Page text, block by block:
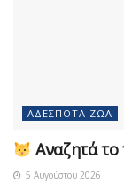
ΑΔΈΣΠΟΤΑ ΖΏΑ
Αναζητά το
5 Αυγούστου 2026